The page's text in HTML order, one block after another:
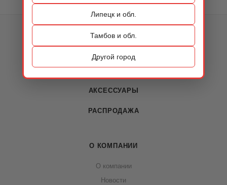
Липецк и обл.
Тамбов и обл.
Другой город
АКСЕССУАРЫ
РАСПРОДАЖА
О КОМПАНИИ
О компании
Новости